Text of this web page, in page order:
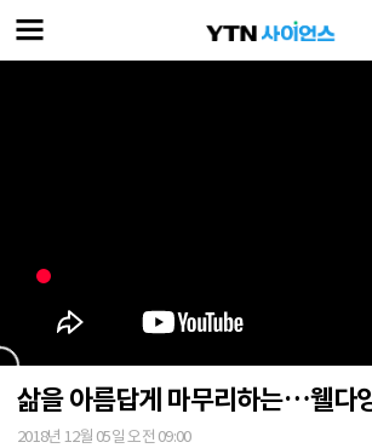
삶을 아름답게 마무리하는…웰다
2018년 12월 05일 오전 09:00